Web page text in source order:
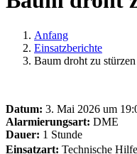
Anfang
Einsatzberichte
Baum droht zu stürzen
Datum: 3. Mai 2026 um
Alarmierungsart: DME
Dauer: 1 Stunde
Einsatzart: Technische